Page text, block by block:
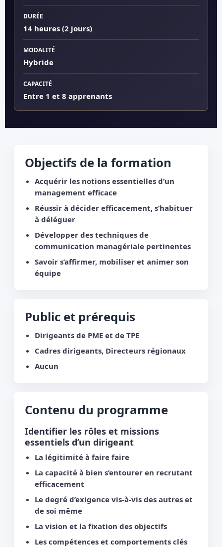
DURÉE
14 heures (2 jours)
MODALITÉ
Hybride
CAPACITÉ
Entre 1 et 8 apprenants
Objectifs de la formation
Acquérir les notions essentielles d’un
management efficace
Réussir à décider efficacement, s’habituer
à déléguer
Développer des techniques de
communication managériale pertinentes
Savoir s’affirmer, mobiliser et animer son
équipe
Public et prérequis
Dirigeants de PME et de TPE
Cadres dirigeants, Directeurs régionaux
Aucun
Contenu du programme
Identifier les rôles et missions
essentiels d’un dirigeant
La légitimité à faire faire
La capacité à bien s’entourer en recrutant
efficacement
Le degré d’exigence vis-à-vis des autres et
de soi même
La vision et la fixation des objectifs
Les compétences et comportements clés